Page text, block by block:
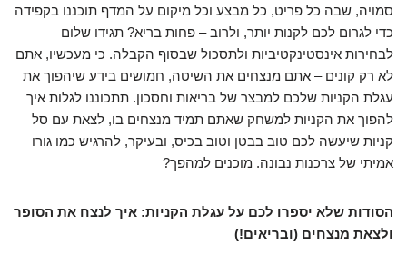
סמויה, שבה כל פריט, כל מבצע וכל מיקום על המדף תוכננו בקפידה
כדי לגרום לכם לקנות יותר, ולרוב – פחות בריא? תגידו שלום
לבחירות אינסטינקטיביות ולתסכול שבסוף הקבלה. כי מעכשיו, אתם
לא רק קונים – אתם מנצחים את השיטה, חמושים בידע שיהפוך את
עגלת הקניות שלכם למבצר של בריאות וחסכון. תתכוננו לגלות איך
להפוך את הקניות למשחק שאתם תמיד מנצחים בו, לצאת עם סל
קניות שיעשה לכם טוב בבטן וטוב בכיס, ובעיקר, להרגיש כמו גורו
אמיתי של צרכנות נבונה. מוכנים למהפך?
הסודות שלא יספרו לכם על עגלת הקניות: איך לנצח את הסופר
ולצאת מנצחים (ובריאים!)